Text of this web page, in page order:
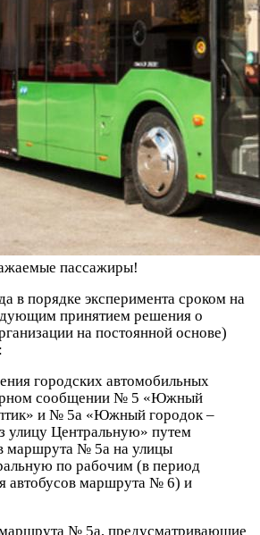
пассажиры!
в порядке эксперимента сроком на
принятием решения о
на постоянной основе)
городских автомобильных
сообщении № 5 «Южный
и № 5а «Южный городок –
улицу Центральную» путем
маршрута № 5а на улицы
по рабочим (в период
автобусов маршрута № 6) и
маршрута № 5а, предусматривающие